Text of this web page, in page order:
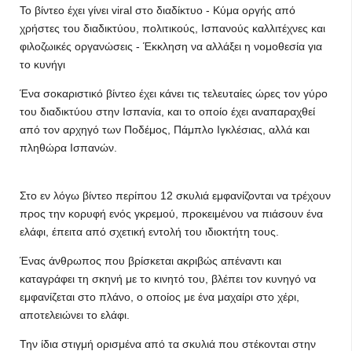
Το βίντεο έχει γίνει viral στο διαδίκτυο - Κύμα οργής από
χρήστες του διαδικτύου, πολιτικούς, Ισπανούς καλλιτέχνες και
φιλοζωικές οργανώσεις - Έκκληση να αλλάξει η νομοθεσία για
το κυνήγι
Ένα σοκαριστικό βίντεο έχει κάνει τις τελευταίες ώρες τον γύρο
του διαδικτύου στην Ισπανία, και το οποίο έχει αναπαραχθεί
από τον αρχηγό των Ποδέμος, Πάμπλο Ιγκλέσιας, αλλά και
πληθώρα Ισπανών.
Στο εν λόγω βίντεο περίπου 12 σκυλιά εμφανίζονται να τρέχουν
προς την κορυφή ενός γκρεμού, προκειμένου να πιάσουν ένα
ελάφι, έπειτα από σχετική εντολή του ιδιοκτήτη τους.
Ένας άνθρωπος που βρίσκεται ακριβώς απέναντι και
καταγράφει τη σκηνή με το κινητό του, βλέπει τον κυνηγό να
εμφανίζεται στο πλάνο, ο οποίος με ένα μαχαίρι στο χέρι,
αποτελειώνει το ελάφι.
Την ίδια στιγμή ορισμένα από τα σκυλιά που στέκονται στην